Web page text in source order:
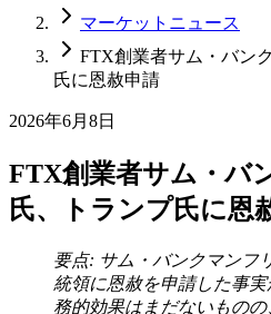
マーケットニュース
FTX創業者サム・バン
氏に恩赦申請
2026年6月8日
FTX創業者サム・バ
氏、トランプ氏に恩
要点: サム・バンクマンフ
統領に恩赦を申請した事
務的効果はまだないもの